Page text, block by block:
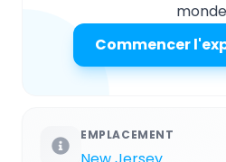
Commencer
EMPLACEMENT